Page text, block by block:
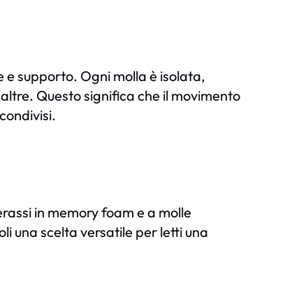
e supporto. Ogni molla è isolata,
Questo significa che il movimento
in memory foam e a molle
una scelta versatile per letti una